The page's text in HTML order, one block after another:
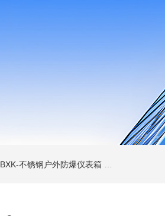
BXK-不锈钢户外防爆仪表箱